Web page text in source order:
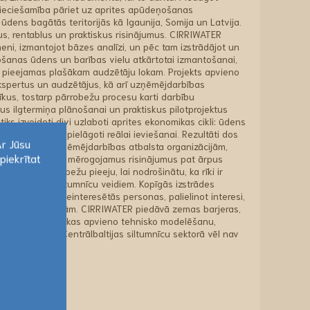
pāriet uz aprites apūdeņošanas
bagātās teritorijās kā Igaunija, Somija un Latvija.
rentablus un praktiskus risinājumus. CIRRIWATER
izmantojot bāzes analīzi, un pēc tam izstrādājot un
ūdens un barības vielu atkārtotai izmantošanai,
plašākam audzētāju lokam. Projekts apvieno
un audzētājus, kā arī uzņēmējdarbības
tostarp pārrobežu procesu karti darbību
ilgtermiņa plānošanai un praktiskus pilotprojektus
izveidoti divi uzlaboti aprites ekonomikas cikli: ūdens
atgūšana, abi pielāgoti reālai ieviešanai. Rezultāti dos
un uzņēmējdarbības atbalsta organizācijām,
efektīvus un mērogojamus risinājumus pat ārpus
pārrobežu pieeju, lai nodrošinātu, ka rīki ir
dažādiem siltumnīcu veidiem. Kopīgās izstrādes
līmeņa ieinteresētās personas, palielinot interesi,
laika beigām. CIRRIWATER piedāvā zemas barjeras,
kas apvieno tehnisko modelēšanu,
kas Centrālbaltijas siltumnīcu sektorā vēl nav
Jūsu